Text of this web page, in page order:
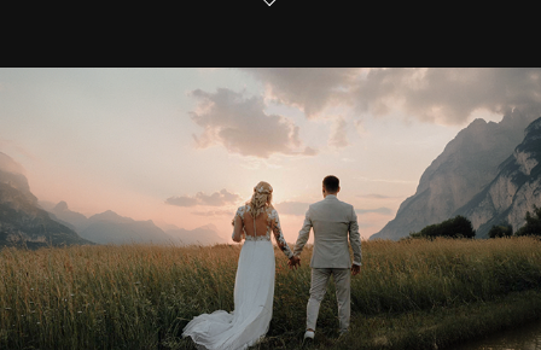
GOLDEN YEARS OF WEDDINGS